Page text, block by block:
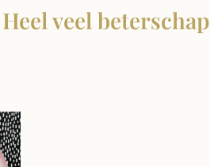
veel beterschap